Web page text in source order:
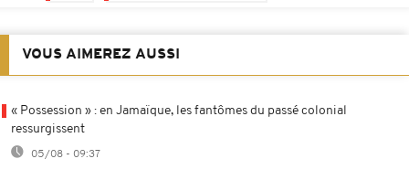
VOUS AIMEREZ AUSSI
« Possession » : en Jamaïque, les fantômes du passé colonial
ressurgissent
05/08 - 09:37